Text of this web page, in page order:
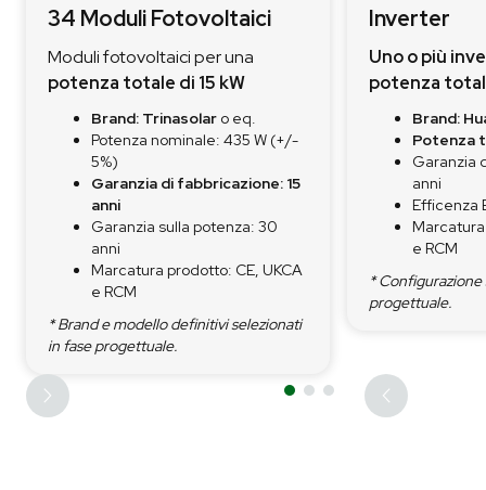
34 Moduli Fotovoltaici
Moduli fotovoltaici per una
potenza totale di 15 kW
Brand: Trinasolar o eq.
Potenza nominale: 435 W (+/-
5%)
Garanzia di fabbricazione: 15
anni
Garanzia sulla potenza: 30
anni
Marcatura prodotto: CE, UKCA
e RCM
* Brand e modello definitivi selezionati
in fase progettuale.
Inverter
Uno o più
potenza
Brand:
Potenza
Garanzia
anni
Efficenza
e RCM
* Configurazione
progettuale.